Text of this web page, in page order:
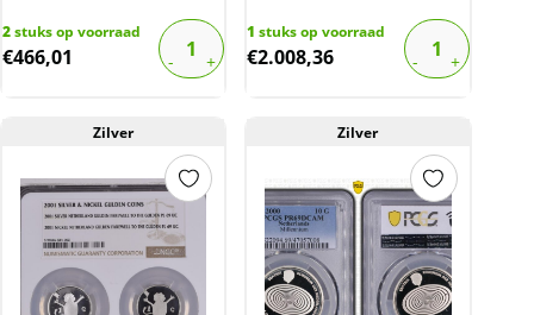
2stuks op voorraad
€466,01
1 stuks op voorraad
€2.008,36
Zilver Zilver